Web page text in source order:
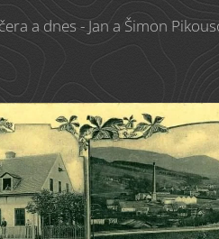
a dnes - Jan a Šimon